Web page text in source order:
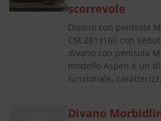
scorrevole
Divano con penisola
CM.281x160 con
divano con penisola
modello Aspen è un
funzionale,
Divano